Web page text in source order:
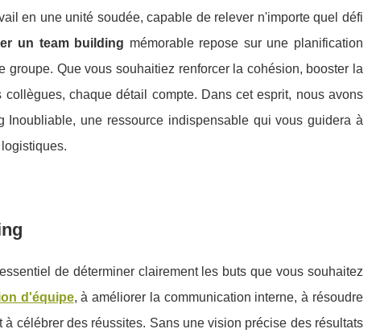
en une unité soudée, capable de relever n'importe quel défi
un team building mémorable repose sur une planification
Que vous souhaitiez renforcer la cohésion, booster la
chaque détail compte. Dans cet esprit, nous avons
une ressource indispensable qui vous guidera à
de déterminer clairement les buts que vous souhaitez
d'équipe, à améliorer la communication interne, à résoudre
célébrer des réussites. Sans une vision précise des résultats